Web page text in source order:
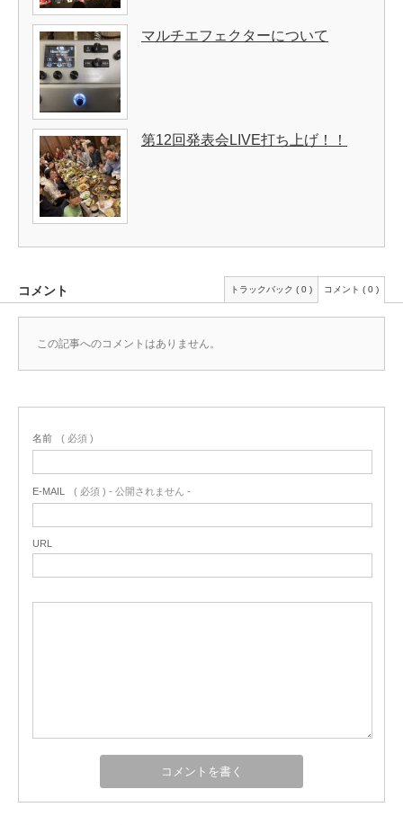
マルチエフェクターについて
第12回発表会LIVE打ち上げ！！
コメント トラックバック ( 0 ) コメント ( 0 )
この記事へのコメントはありません。
名前 ( 必須 )
E-MAIL ( 必須 ) - 公開されません -
URL